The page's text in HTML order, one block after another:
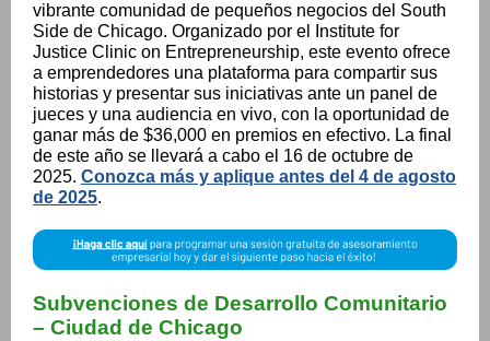
vibrante comunidad de pequeños negocios del South
Side de Chicago. Organizado por el Institute for
Justice Clinic on Entrepreneurship, este evento ofrece
a emprendedores una plataforma para compartir sus
historias y presentar sus iniciativas ante un panel de
jueces y una audiencia en vivo, con la oportunidad de
ganar más de $36,000 en premios en efectivo. La final
de este año se llevará a cabo el 16 de octubre de
2025. Conozca más y aplique antes del 4 de agosto
de 2025.
Subvenciones de Desarrollo Comunitario
– Ciudad de Chicago